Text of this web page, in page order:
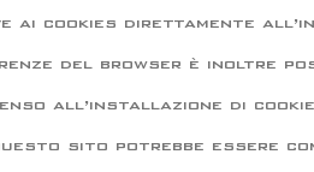
cookies direttamente
del browser è inoltre
all’installazione di
sito potrebbe essere